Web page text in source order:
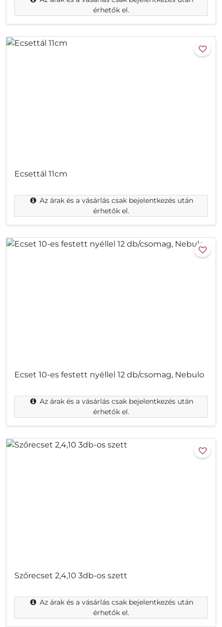
érhetők el.
Ecsettál 11cm
Az árak és a vásárlás csak bejelentkezés után
érhetők el.
Ecset 10-es festett nyéllel 12 db/csomag, Nebulo
Az árak és a vásárlás csak bejelentkezés után
érhetők el.
Szőrecset 2,4,10 3db-os szett
Az árak és a vásárlás csak bejelentkezés után
érhetők el.